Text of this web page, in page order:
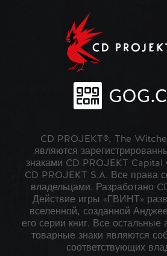
CD PROJEKT®, The
являются
знаками CD PROJEKT Capital
CD PROJEKT S.A. Все права
владельцами. Разработано
Действие игры «ГВИНТ»
вселенной, созданной
его серии книг. Все остальные
товарные знаки являются
соответствующих